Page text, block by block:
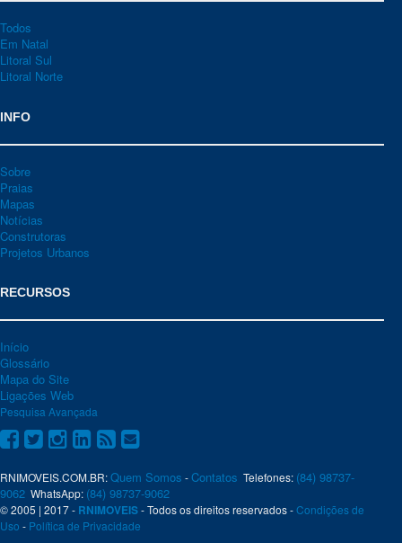
Todos
Em Natal
Litoral Sul
Litoral Norte
INFO
Sobre
Praias
Mapas
Notícias
Construtoras
Projetos Urbanos
RECURSOS
Início
Glossário
Mapa do Site
Ligações Web
Pesquisa Avançada
RNIMOVEIS.COM.BR:Quem Somos -Contatos Telefones: (84) 98737-
9062 WhatsApp: (84) 98737-9062
© 2005 | 2017 - RNIMOVEIS- Todos os direitos reservados -Condições de
Uso - Política de Privacidade